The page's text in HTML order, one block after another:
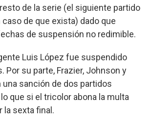
de la serie (el siguiente partido
de que exista) dado que
de suspensión no redimible.
Luis López fue suspendido
Por su parte, Frazier, Johnson y
una sanción de dos partidos
que si el tricolor abona la multa
la sexta final.